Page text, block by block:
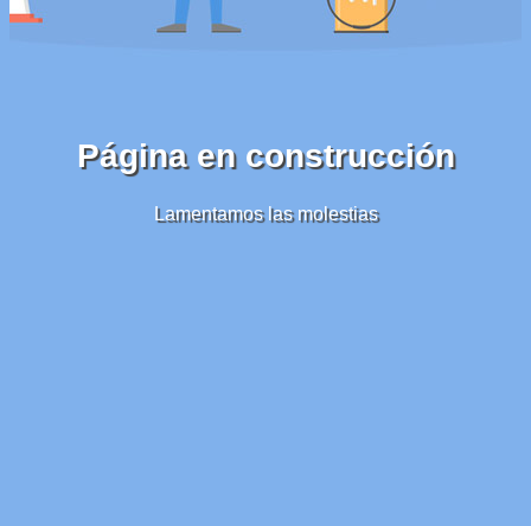
Página en construcción
Lamentamos las molestias